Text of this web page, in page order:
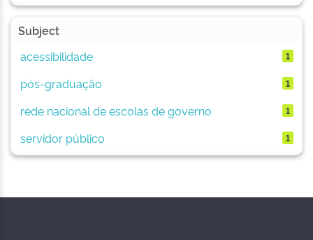
Subject
acessibilidade
1
pós-graduação 1
rede nacional de escolas de governo 1
servidor público 1